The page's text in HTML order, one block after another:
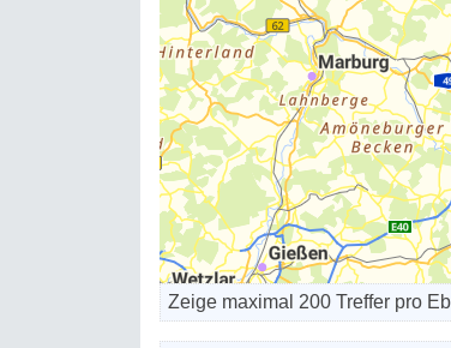
Zeige maximal 200 Treffer pro